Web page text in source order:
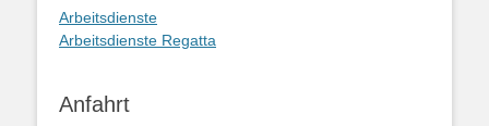
Arbeitsdienste
Arbeitsdienste Regatta
Anfahrt